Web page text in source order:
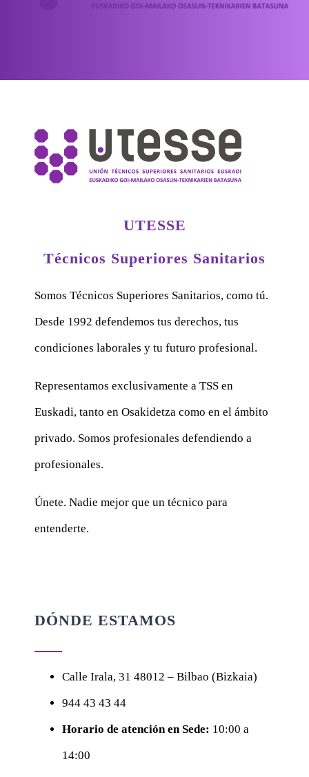
UTESSE
Técnicos Superiores Sanitarios
Somos Técnicos Superiores Sanitarios, como tú.
Desde 1992 defendemos tus derechos, tus
condiciones laborales y tu futuro profesional.
Representamos exclusivamente a TSS en
Euskadi, tanto en Osakidetza como en el ámbito
privado. Somos profesionales defendiendo a
profesionales.
Únete. Nadie mejor que un técnico para
entenderte.
DÓNDE ESTAMOS
Calle Irala, 31 48012 – Bilbao (Bizkaia)
944 43 43 44
Horario de atención en Sede: 10:00 a
14:00